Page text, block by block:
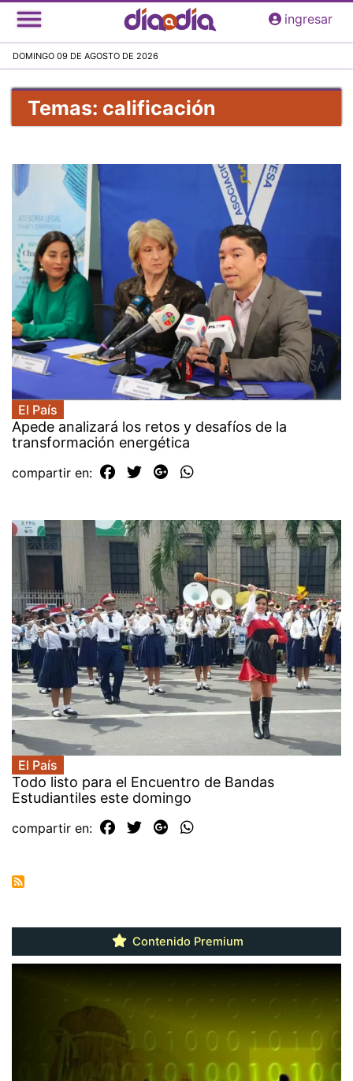
Pasar
al
principal
ingresar
DOMINGO 09 DE AGOSTO DE 2026
Temas: calificación
El País
Apede analizará los retos y desafíos de la
transformación energética
compartir en:
El País
Todo listo para el Encuentro de Bandas
Estudiantiles este domingo
compartir en:
Contenido Premium